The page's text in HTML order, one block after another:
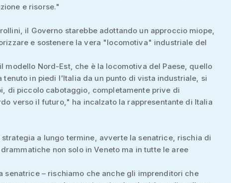
e risorse."
il Governo starebbe adottando un approccio miope,
e sostenere la vera "locomotiva" industriale del
modello Nord-Est, che è la locomotiva del Paese, quello
tenuto in piedi l'Italia da un punto di vista industriale, si
di piccolo cabotaggio, completamente prive di
verso il futuro," ha incalzato la rappresentante di Italia
strategia a lungo termine, avverte la senatrice, rischia di
non solo in Veneto ma in tutte le aree
senatrice – rischiamo che anche gli imprenditori che